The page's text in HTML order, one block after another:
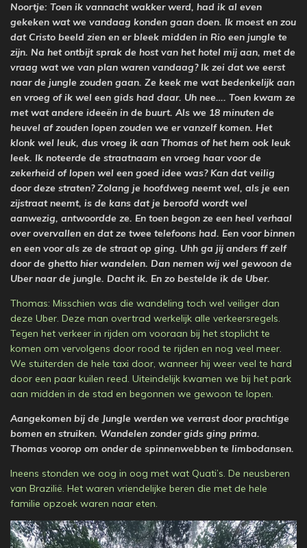
Noortje: Toen ik vannacht wakker werd, had ik al even
gekeken wat we vandaag konden gaan doen. Ik moest en zou
dat Cristo beeld zien en er bleek midden in Rio een jungle te
zijn. Na het ontbijt sprak de host van het hotel mij aan, met de
vraag wat we van plan waren vandaag? Ik zei dat we eerst
naar de jungle zouden gaan. Ze keek me wat bedenkelijk aan
en vroeg of ik wel een gids had daar. Uh nee…. Toen kwam ze
met wat andere ideeën in de buurt. Als we 18 minuten de
heuvel af zouden lopen zouden we er vanzelf komen. Het
klonk wel leuk, dus vroeg ik aan Thomas of het hem ook leuk
leek. Ik noteerde de straatnaam en vroeg haar voor de
zekerheid of lopen wel een goed idee was? Kan dat veilig
door deze straten? Zolang je hoofdweg neemt wel, als je een
zijstraat neemt, is de kans dat je beroofd wordt wel
aanwezig, antwoordde ze. En toen begon ze een heel verhaal
over overvallen en dat ze twee telefoons had. Een voor binnen
en een voor als ze de straat op ging. Uhh ga jij anders ff zelf
door de ghetto hier wandelen. Dan nemen wij wel gewoon de
Uber naar de jungle. Dacht ik. En zo bestelde ik de Uber.
Thomas: Misschien was die wandeling toch wel veiliger dan
deze Uber. Deze man overtrad werkelijk alle verkeersregels.
Tegen het verkeer in rijden om vooraan bij het stoplicht te
komen om vervolgens door rood te rijden en nog veel meer.
We stuiterden de hele taxi door, wanneer hij weer veel te hard
door een paar kuilen reed. Uiteindelijk kwamen we bij het park
aan midden in de stad en begonnen we gewoon te lopen.
Aangekomen bij de Jungle werden we verrast door prachtige
bomen en struiken. Wandelen zonder gids ging prima.
Thomas voorop om onder de spinnenwebben te limbodansen.
Ineens stonden we oog in oog met wat Quati’s. De neusberen
van Brazilië. Het waren vriendelijke beren die met de hele
familie opzoek waren naar eten.